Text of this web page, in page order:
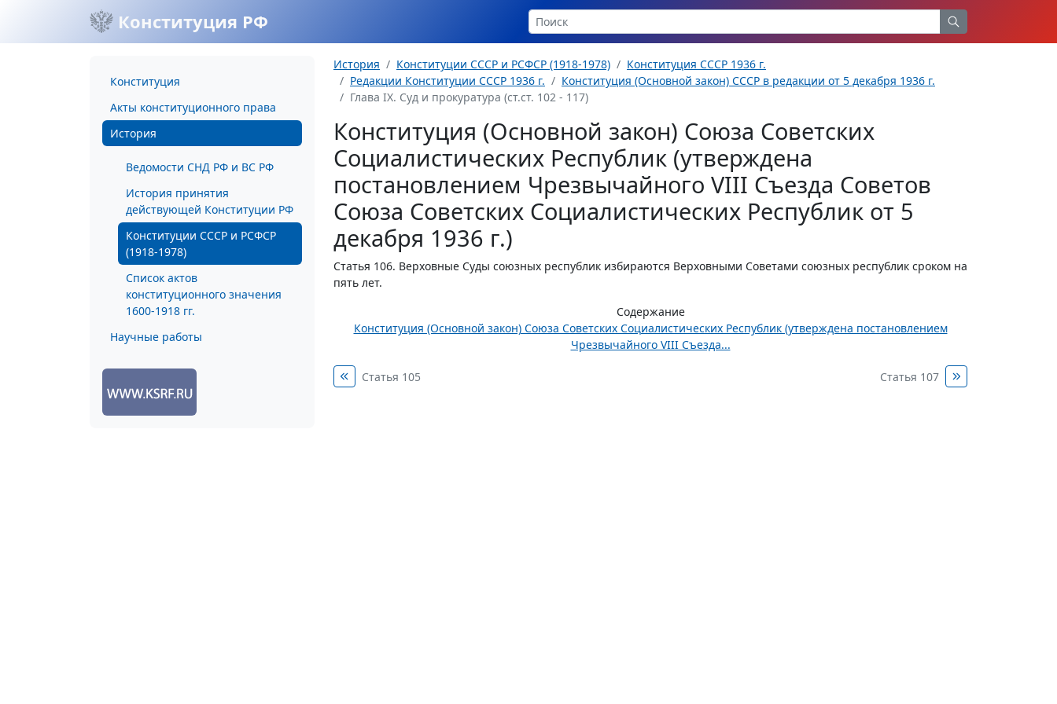
Конституция РФ
Конституция
Акты конституционного права
История
Ведомости СНД РФ и ВС РФ
История принятия
действующей Конституции РФ
Конституции СССР и РСФСР
(1918-1978)
Список актов
конституционного значения
1600-1918 гг.
Научные работы
История Конституции СССР и РСФСР (1918-1978)
Конституция СССР 1936 г.
Редакции Конституции СССР 1936 г.
Конституция (Основной закон) СССР в редакции от 5 декабря 1936 г.
Глава IX. Суд и прокуратура (ст.ст. 102 - 117)
Конституция (Основной закон) Союза Советских
Социалистических Республик (утверждена
постановлением Чрезвычайного VIII Съезда Советов
Союза Советских Социалистических Республик от 5
декабря 1936 г.)
Статья 106. Верховные Суды союзных республик избираются Верховными Советами союзных республик сроком на
пять лет.
Содержание
Конституция (Основной закон) Союза Советских Социалистических Республик (утверждена постановлением
Чрезвычайного VIII Съезда...
Статья 105 Статья 107